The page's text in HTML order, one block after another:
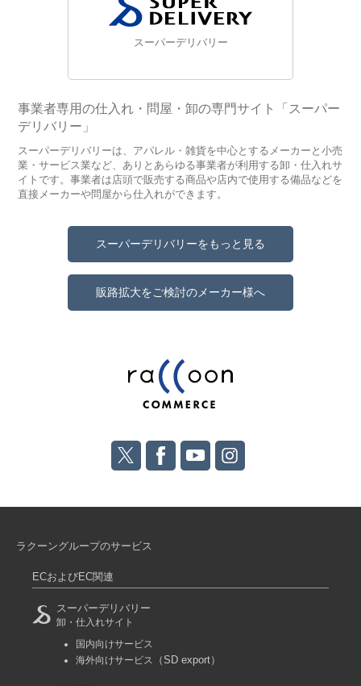
スーパーデリバリー
事業者専用の仕入れ・問屋・卸の専門サイト「スーパー
デリバリー」
スーパーデリバリーは、アパレル・雑貨を中心とするメーカーと小売
業・サービス業など、ありとあらゆる事業者が利用する卸・仕入れサ
イトです。事業者は店頭で販売する商品や店内で使用する備品などを
直接メーカーや問屋から仕入れができます。
スーパーデリバリーをもっと見る
販路拡大をご検討のメーカー様へ
ラクーングループのサービス
ECおよびEC関連
スーパーデリバリー
卸・仕入れサイト
国内向けサービス
海外向けサービス
（SD export）